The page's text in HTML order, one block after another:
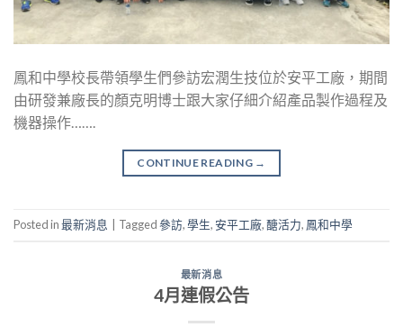
鳳和中學校長帶領學生們參訪宏潤生技位於安平工廠，期間
由研發兼廠長的顏克明博士跟大家仔細介紹產品製作過程及
機器操作…….
CONTINUE READING →
Posted in最新消息 Tagged參訪,學生,安平工廠,醣活力, 鳳和中學
最新消息
4月連假公告